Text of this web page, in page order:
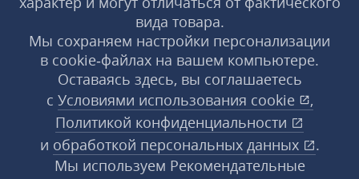
вида товара.
Мы сохраняем настройки персонализации
в cookie‑файлах на вашем компьютере.
Оставаясь здесь, вы соглашаетесь
с Условиями использования cookie
,
Политикой конфиденциальности
и обработкой персональных данных
.
Мы используем Рекомендательные